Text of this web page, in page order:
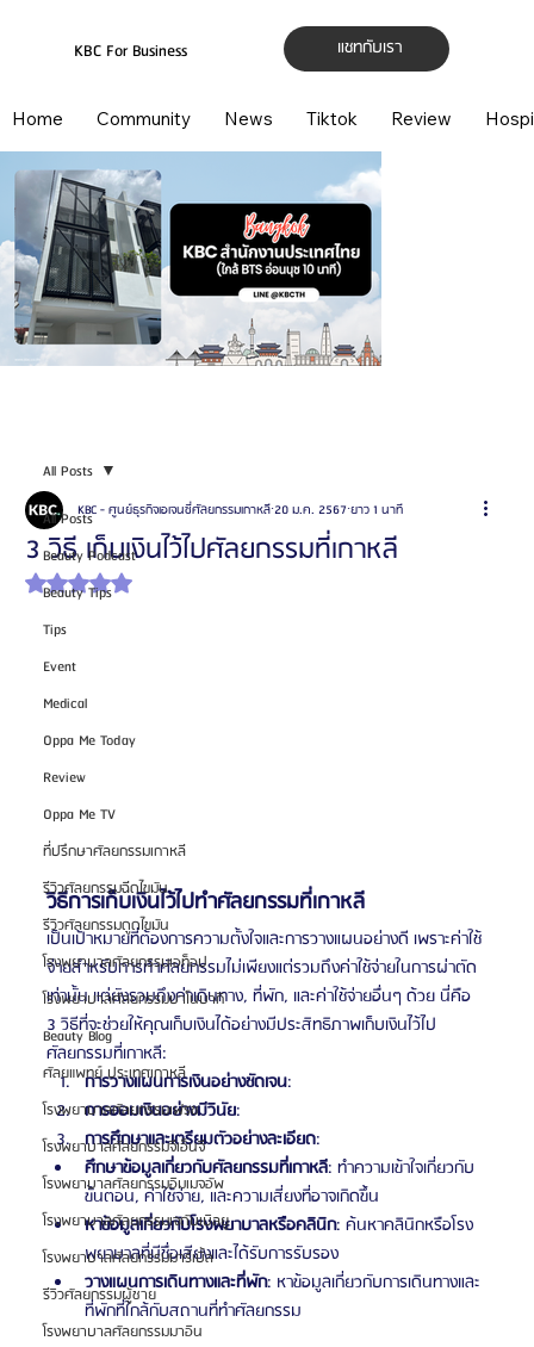
แชทกับเรา
KBC For Business
Home Community News Tiktok Review
All Posts
Beauty Podcast
Beauty Tips
Tips
Event
Medical
Oppa Me Today
Review
Oppa Me TV
ที่ปรึกษาศัลยกรรมเกาหลี
รีวิวศัลยกรรมฉีดไขมัน
รีวิวศัลยกรรมดูดไขมัน
โรงพยาบาลศัลยกรรมเอท็อป
โรงพยาบาลศัลยกรรมบาโนบากิ
Beauty Blog
ศัลยแพทย์ ประเทศเกาหลี
โรงพยาบาลศัลยกรรมเฟรช
โรงพยาบาลศัลยกรรมจีเอ็นจี
โรงพยาบาลศัลยกรรมอิมเมจอัพ
โรงพยาบาลศัลยกรรมเจดับเบิลยู
โรงพยาบาลศัลยกรรมมาร์เบิ้ล
รีวิวศัลยกรรมผู้ชาย
โรงพยาบาลศัลยกรรมมาอิน
All Posts
3 วิธี เก็บเงินไว้ไปศัลยกรรมที่เกาหลี
KBC - ศูนย์ธุรกิจเอเจนซี่ศัลยกรรมเกาหลี20 ม.ค. 2567 ยาว 1 นาที
ได้รับ NaN เต็ม 5 ดาว
วิธีการเก็บเงินไว้ไปทำศัลยกรรมที่เกาหลี
เป็นเป้าหมายที่ต้องการความตั้งใจและการวางแผนอย่างดี เพราะค่าใช้
จ่ายสำหรับการทำศัลยกรรมไม่เพียงแต่รวมถึงค่าใช้จ่ายในการผ่าตัด
เท่านั้น แต่ยังรวมถึงค่าเดินทาง, ที่พัก, และค่าใช้จ่ายอื่นๆ ด้วย นี่คือ
3 วิธีที่จะช่วยให้คุณเก็บเงินได้อย่างมีประสิทธิภาพเก็บเงินไว้ไป
ศัลยกรรมที่เกาหลี:
การวางแผนการเงินอย่างชัดเจน:
การออมเงินอย่างมีวินัย:
การศึกษาและเตรียมตัวอย่างละเอียด:
ศึกษาข้อมูลเกี่ยวกับศัลยกรรมที่เกาหลี: ทำความเข้าใจเกี่ยวกับ
ขั้นตอน, ค่าใช้จ่าย, และความเสี่ยงที่อาจเกิดขึ้น
หาข้อมูลเกี่ยวกับโรงพยาบาลหรือคลินิก: ค้นหาคลินิกหรือโรง
พยาบาลที่มีชื่อเสียงและได้รับการรับรอง
วางแผนการเดินทางและที่พัก: หาข้อมูลเกี่ยวกับการเดินทางและ
ที่พักที่ใกล้กับสถานที่ทำศัลยกรรม